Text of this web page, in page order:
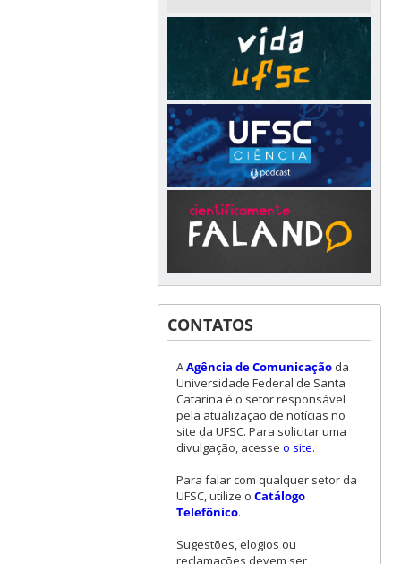
CONTATOS
AAgência de Comunicaçãoda
Universidade Federal de Santa
Catarina é o setor responsável
pela atualização de notícias no
site da UFSC. Para solicitar uma
divulgação, acesse o site.
Para falar com qualquer setor da
UFSC, utilize o Catálogo
Telefônico.
Sugestões, elogios ou